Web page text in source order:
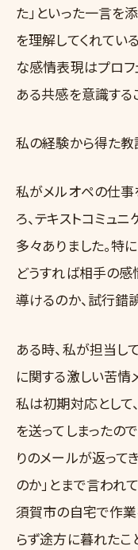
た」といった一言を
を理解してくれてい
な感情表現はプロフ
ある共感を意識する
私の経験から得た教
私がメルオペの仕事
ろ、テキストコミュ
多々ありました。特
どうすれば相手の
導けるのか、試行錯
ある時、私が担当し
に関する激しい苦情
私は初期対応として
を送ってしまったの
りのメールが返って
のか」とまで言われ
須賀市の自宅で作
らず途方に暮れたこ